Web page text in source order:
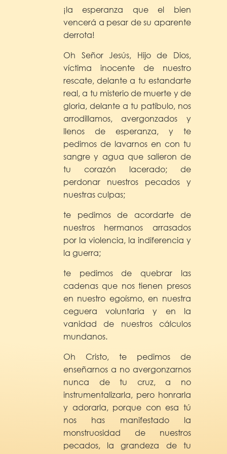
¡la esperanza que el bien
vencerá a pesar de su aparente
derrota!
Oh Señor Jesús, Hijo de Dios,
víctima inocente de nuestro
rescate, delante a tu estandarte
real, a tu misterio de muerte y de
gloria, delante a tu patíbulo, nos
arrodillamos, avergonzados y
llenos de esperanza, y te
pedimos de lavarnos en con tu
sangre y agua que salieron de
tu corazón lacerado; de
perdonar nuestros pecados y
nuestras culpas;
te pedimos de acordarte de
nuestros hermanos arrasados
por la violencia, la indiferencia y
la guerra;
te pedimos de quebrar las
cadenas que nos tienen presos
en nuestro egoísmo, en nuestra
ceguera voluntaria y en la
vanidad de nuestros cálculos
mundanos.
Oh Cristo, te pedimos de
enseñarnos a no avergonzarnos
nunca de tu cruz, a no
instrumentalizarla, pero honrarla
y adorarla, porque con esa tú
nos has manifestado la
monstruosidad de nuestros
pecados, la grandeza de tu